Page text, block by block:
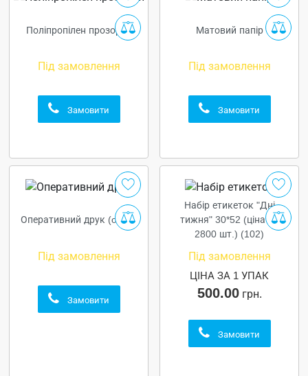
Поліпропілен прозорий
Під замовлення
Замовити
Матовий папір
Під замовлення
Замовити
Оперативний друк (o1d2)
Під замовлення
Замовити
Набір етикеток "Дні
тижня" 30*52 (ціна за
2800 шт.) (102)
Під замовлення
500.00грн.
ЦІНА ЗА 1 УПАК
Замовити